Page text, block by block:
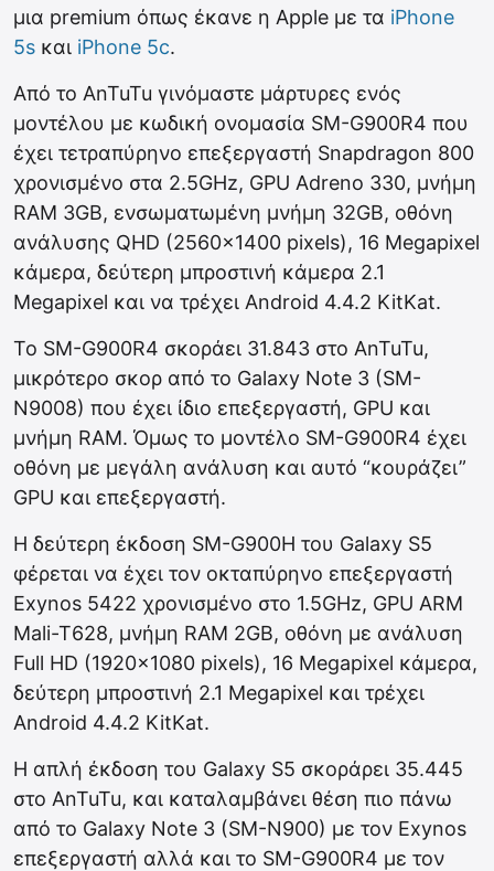
μια premium όπως έκανε η Apple με τα iPhone
5s και iPhone 5c.
Από το AnTuTu γινόμαστε μάρτυρες ενός
μοντέλου με κωδική ονομασία SM-G900R4 που
έχει τετραπύρηνο επεξεργαστή Snapdragon 800
χρονισμένο στα 2.5GHz, GPU Adreno 330, μνήμη
RAM 3GB, ενσωματωμένη μνήμη 32GB, οθόνη
ανάλυσης QHD (2560×1400 pixels), 16 Megapixel
κάμερα, δεύτερη μπροστινή κάμερα 2.1
Megapixel και να τρέχει Android 4.4.2 KitKat.
To SM-G900R4 σκοράει 31.843 στο AnTuTu,
μικρότερο σκορ από το Galaxy Note 3 (SM-
N9008) που έχει ίδιο επεξεργαστή, GPU και
μνήμη RAM. Όμως το μοντέλο SM-G900R4 έχει
οθόνη με μεγάλη ανάλυση και αυτό “κουράζει”
GPU και επεξεργαστή.
Η δεύτερη έκδοση SM-G900H του Galaxy S5
φέρεται να έχει τον οκταπύρηνο επεξεργαστή
Exynos 5422 χρονισμένο στο 1.5GHz, GPU ARM
Mali-T628, μνήμη RAM 2GB, οθόνη με ανάλυση
Full HD (1920×1080 pixels), 16 Megapixel κάμερα,
δεύτερη μπροστινή 2.1 Megapixel και τρέχει
Android 4.4.2 KitKat.
Η απλή έκδοση του Galaxy S5 σκοράρει 35.445
στο AnTuTu, και καταλαμβάνει θέση πιο πάνω
από το Galaxy Note 3 (SM-N900) με τον Exynos
επεξεργαστή αλλά και το SM-G900R4 με τον